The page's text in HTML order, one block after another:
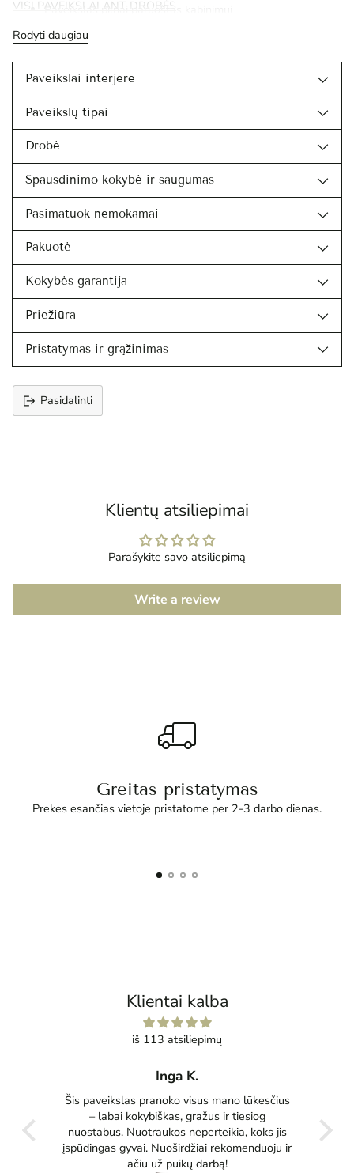
Paveikslas pilnai paruoštas kabinimui
VISI PAVEIKSLAI ANT DROBĖS
Rodyti daugiau
Paveikslai interjere
Paveikslų tipai
Drobė
Spausdinimo kokybė ir saugumas
Pasimatuok nemokamai
Pakuotė
Kokybės garantija
Priežiūra
Pristatymas ir grąžinimas
Pasidalinti
Klientų atsiliepimai
Parašykite savo atsiliepimą
Write a review
Greitas pristatymas
Prekes esančias vietoje pristatome per 2-3 darbo dienas.
Klientai kalba
iš 113 atsiliepimų
Inga K.
Šis paveikslas pranoko visus mano lūkesčius
– labai kokybiškas, gražus ir tiesiog
nuostabus. Nuotraukos neperteikia, koks jis
įspūdingas gyvai. Nuoširdžiai rekomenduoju ir
ačiū už puikų darbą!